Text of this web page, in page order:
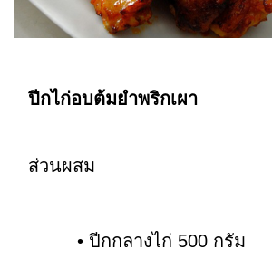
ปีกไก่อบต้มยำพริกเผา
ส่วนผสม
• ปีกกลางไก่ 500 กรัม